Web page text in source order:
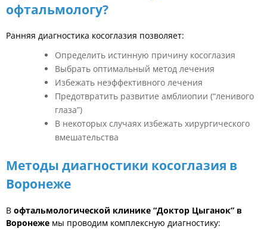
офтальмологу?
Ранняя диагностика косоглазия позволяет:
Определить истинную причину косоглазия
Выбрать оптимальный метод лечения
Избежать неэффективного лечения
Предотвратить развитие амблиопии (“ленивого
глаза”)
В некоторых случаях избежать хирургического
вмешательства
Методы диагностики косоглазия в
Воронеже
В офтальмологической клинике “Доктор Цыганок” в
Воронеже мы проводим комплексную диагностику: